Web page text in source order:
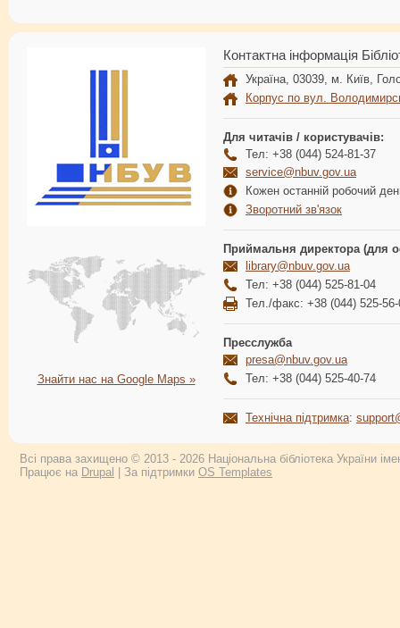
Знайти нас на Google Maps »
Контактна інформація
Україна, 03039, м. Київ,
Корпус по вул.
Для читачів / користувачів:
Тел: +38 (044) 524-81-37
service@nbuv.gov.ua
Кожен останній робочий
Зворотний зв'язок
Приймальня директора (для
library@nbuv.gov.ua
Тел: +38 (044) 525-81-04
Тел./факс: +38 (044) 525-56-
Пресслужба
presa@nbuv.gov.ua
Тел: +38 (044) 525-40-74
Технічна підтримка:
Всі права захищено © 2013 - 2026 Національна бібліотека України
Працює на Drupal | За підтримки OS Templates